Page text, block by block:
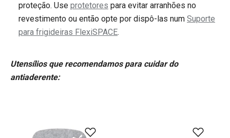
proteção. Use protetores para evitar arranhões no
revestimento ou então opte por dispô-las num Suporte
para frigideiras FlexiSPACE.
Utensílios que recomendamos para cuidar do
antiaderente: